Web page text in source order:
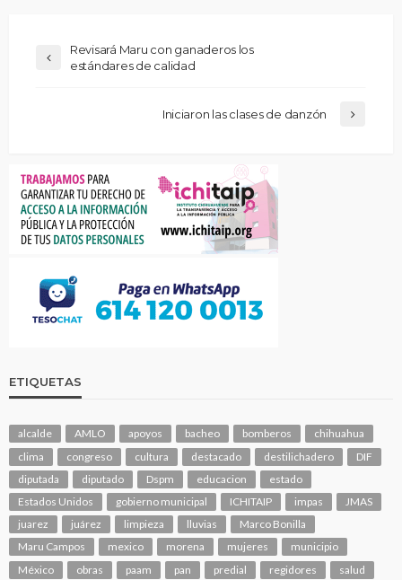
Revisará Maru con ganaderos los
estándares de calidad
Iniciaron las clases de danzón
ETIQUETAS
alcalde AMLO apoyos bacheo bomberos
chihuahua
clima
congreso cultura destacado destilichadero
DIF
diputada
diputado Dspm educacion
estado
Estados Unidos
gobierno municipal ICHITAIP impas
JMAS
juarez
juárez limpieza lluvias
Marco Bonilla
Maru Campos
mexico morena mujeres
municipio
México
obras paam pan predial regidores
salud